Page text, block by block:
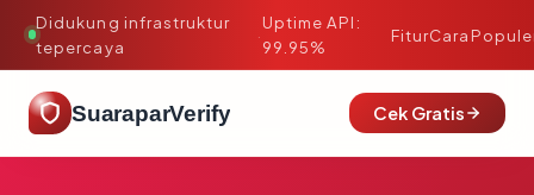
Didukung infrastruktur
tepercaya
·
Uptime API:
99.95%
FiturCara
SuaraparVerify Cek Gratis